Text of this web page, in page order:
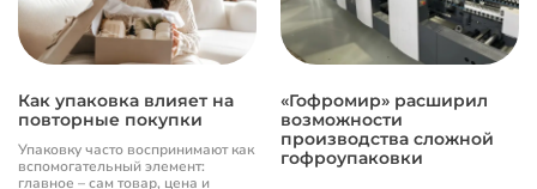
Как упаковка влияет на
повторные покупки
Упаковку часто воспринимают как
вспомогательный элемент:
главное – сам товар, цена и
«Гофромир» расширил
возможности
производства сложной
гофроупаковки